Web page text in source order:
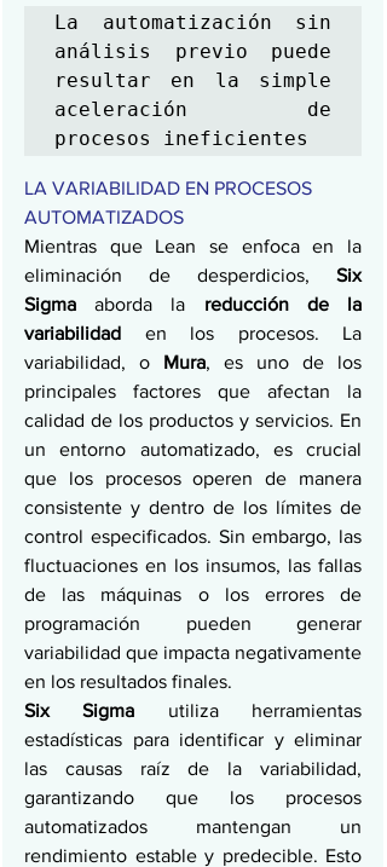
La automatización sin
análisis previo puede
resultar en la simple
aceleración de
procesos ineficientes
LA VARIABILIDAD EN PROCESOS
AUTOMATIZADOS
Mientras que Lean se enfoca en la
eliminación de desperdicios, Six
Sigma aborda la reducción de la
variabilidad en los procesos. La
variabilidad, o Mura, es uno de los
principales factores que afectan la
calidad de los productos y servicios. En
un entorno automatizado, es crucial
que los procesos operen de manera
consistente y dentro de los límites de
control especificados. Sin embargo, las
fluctuaciones en los insumos, las fallas
de las máquinas o los errores de
programación pueden generar
variabilidad que impacta negativamente
en los resultados finales.
Six Sigma utiliza herramientas
estadísticas para identificar y eliminar
las causas raíz de la variabilidad,
garantizando que los procesos
automatizados mantengan un
rendimiento estable y predecible. Esto